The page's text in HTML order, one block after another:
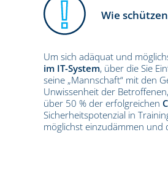
Wie
Um sich adäquat und
im IT-System, über die Sie
seine „Mannschaft“ mit den
Unwissenheit der
über 50 % der erfolgreichen
Sicherheitspotenzial in
möglichst einzudämmen und